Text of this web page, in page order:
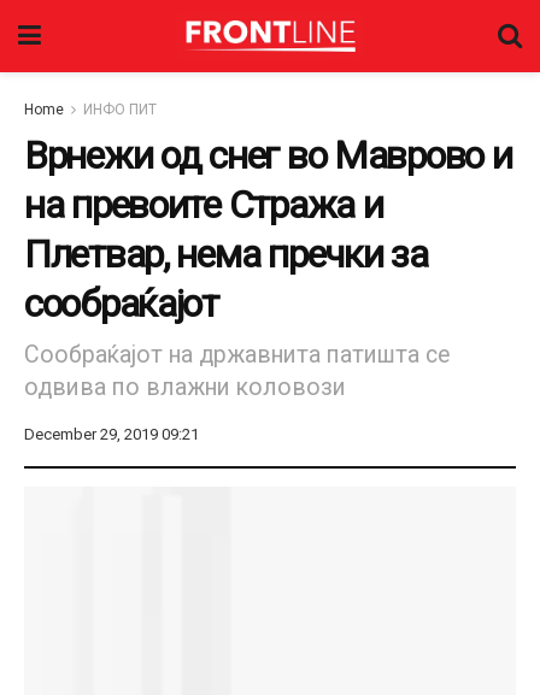
Home ИНФО ПИТ
Врнежи од снег во Маврово и
на превоите Стража и
Плетвар, нема пречки за
сообраќајот
Сообраќајот на државнита патишта се
одвива по влажни коловози
December 29, 2019 09:21